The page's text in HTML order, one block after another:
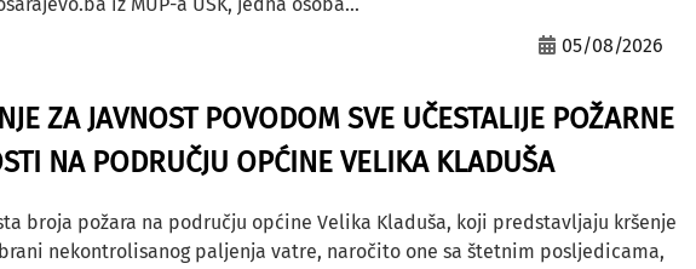
iz MUP-a USK, jedna osoba...
05/08/2026
ZA JAVNOST POVODOM SVE UČESTALIJE POŽARNE
NA PODRUČJU OPĆINE VELIKA KLADUŠA
broja požara na području općine Velika Kladuša, koji predstavljaju kršenje
nekontrolisanog paljenja vatre, naročito one sa štetnim posljedicama,